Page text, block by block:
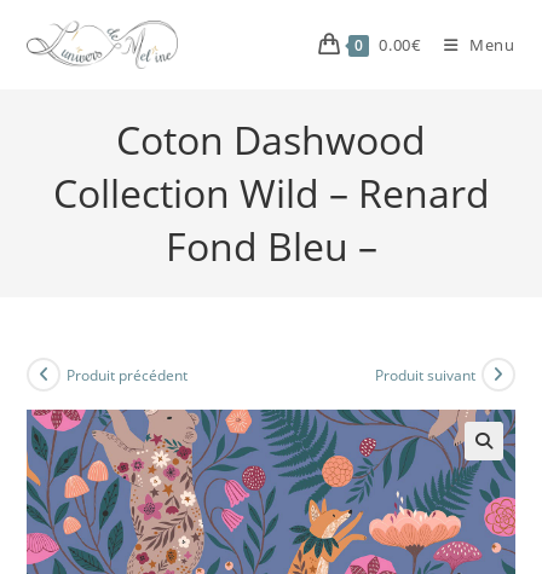
0 0.00€ Menu
Coton Dashwood
Collection Wild – Renard
Fond Bleu –
Produit précédent Produit suivant